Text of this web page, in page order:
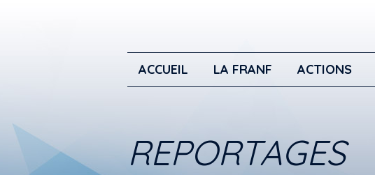
ACCUEIL LA FRANF ACTIONS
REPORTAGES